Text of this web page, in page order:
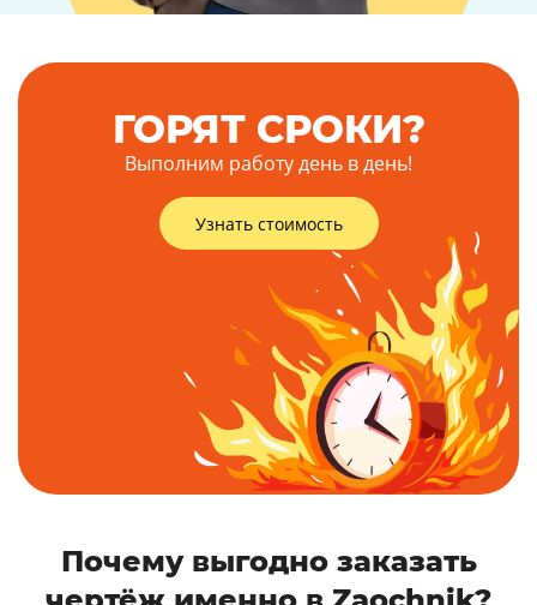
ГОРЯТ СРОКИ?
Выполним работу день в день!
Узнать стоимость
Почему выгодно заказать